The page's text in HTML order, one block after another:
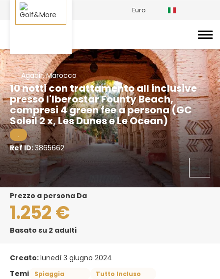
Euro
Agadir, Marocco
10 notti con trattamento all inclusive
presso l'Iberostar Founty Beach,
compresi 4 green fee a persona (GC
Soleil 2 x, Les Dunes e Le Ocean)
.
Ref ID:3865662
prezzo a persona Da
1.252 €
Basato su 2 adulti
Creato:lunedì 3 giugno 2024
Temi
Spiaggia Tutto Incluso